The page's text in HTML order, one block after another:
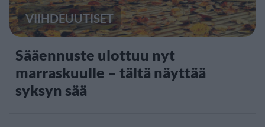
VIIHDEUUTISET
Sääennuste ulottuu nyt
marraskuulle – tältä näyttää
syksyn sää